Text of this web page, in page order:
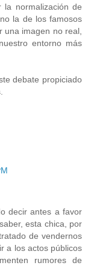
normalización de
la de los famosos
una imagen no real,
entorno más
debate propiciado
decir antes a favor
esta chica, por
de vendernos
a los actos públicos
rumores de